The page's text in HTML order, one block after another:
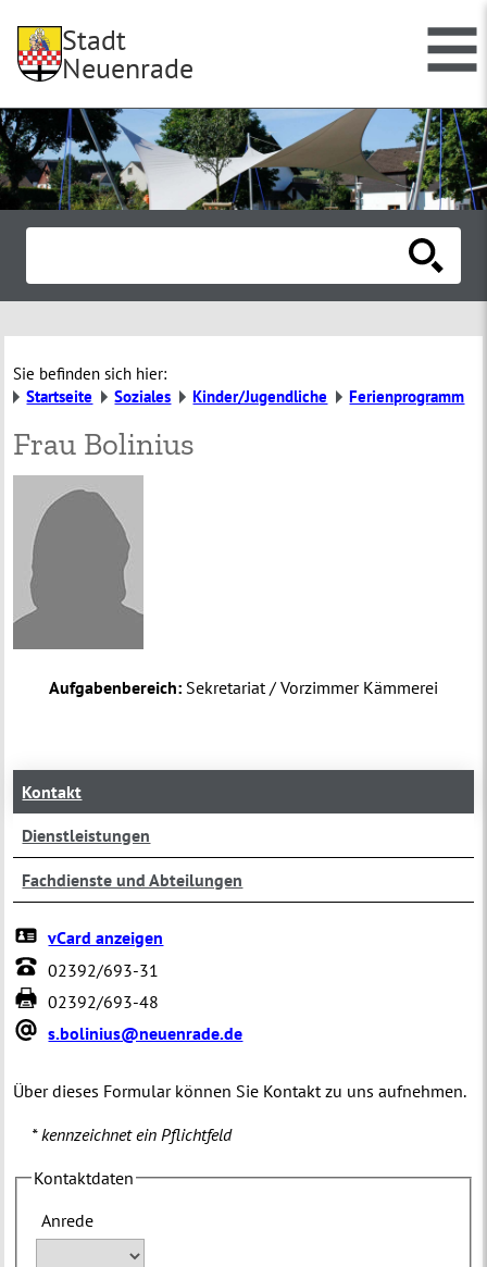
Stadt
Neuenrade
Sie befinden sich hier:
Startseite
Soziales Kinder/Jugendliche Ferienprogramm
Frau Bolinius
Aufgabenbereich: Sekretariat / Vorzimmer Kämmerei
Kontakt
Dienstleistungen
Fachdienste und Abteilungen
vCard anzeigen
02392/693-31
02392/693-48
s.bolinius@neuenrade.de
Über dieses Formular können Sie Kontakt zu uns aufnehmen.
* kennzeichnet ein Pflichtfeld
Kontaktdaten
Anrede